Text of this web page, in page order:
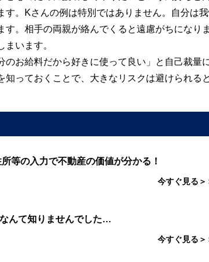
。Kさんの例は特別ではありません。自分は
。相手の両親が絡んでくると遠慮がちになり
います。
お給料だから好きに使って良い」と自己裁量
っておくことで、大きなリスクは避けられる
等の入力で不動産の価値が分かる！
今すぐ見る＞
んて知りませんでした…
今すぐ見る＞